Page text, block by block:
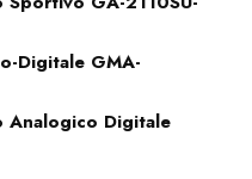
Digitale GMA-
Analogico Digitale